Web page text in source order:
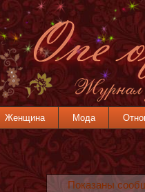
Женщина Мода
Показаны